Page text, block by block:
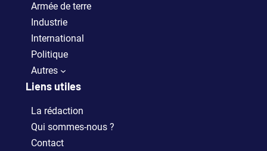
Armée de terre
Industrie
International
Politique
Autres
Liens utiles
La rédaction
Qui sommes-nous ?
Contact